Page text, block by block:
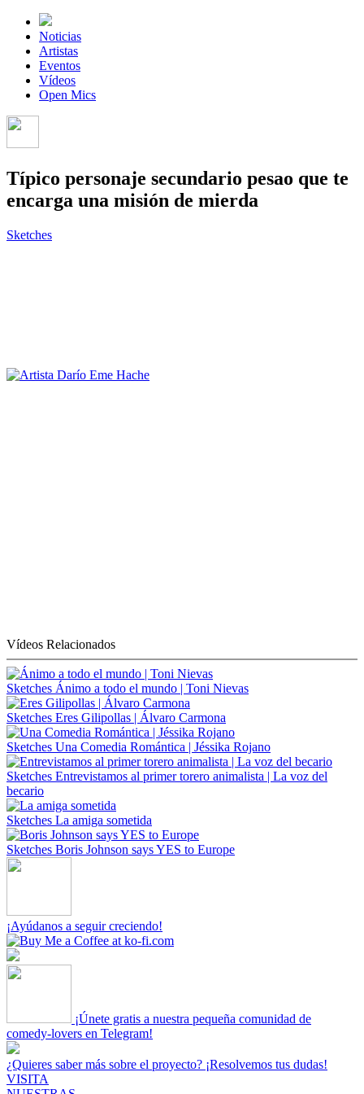
Noticias
Artistas
Eventos
Vídeos
Open Mics
Típico personaje secundario pesao que te
encarga una misión de mierda
Sketches
Vídeos Relacionados
Sketches Ánimo a todo el mundo | Toni Nievas
Sketches Eres Gilipollas | Álvaro Carmona
Sketches Una Comedia Romántica | Jéssika Rojano
Sketches Entrevistamos al primer torero animalista | La voz del
becario
Sketches La amiga sometida
Sketches Boris Johnson says YES to Europe
¡Ayúdanos a seguir creciendo!
¡Únete gratis a nuestra pequeña comunidad de
comedy-lovers en Telegram!
¿Quieres saber más sobre el proyecto? ¡Resolvemos tus dudas!
VISITA